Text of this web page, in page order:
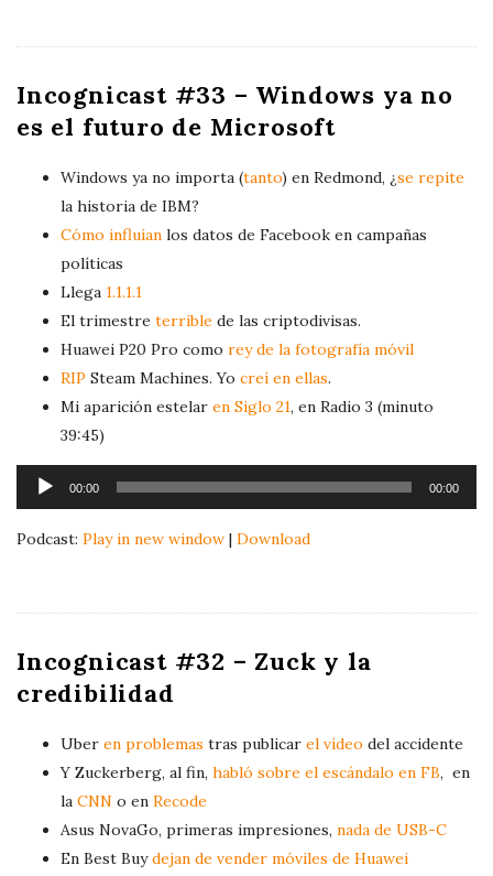
l
y
Incognicast #33 – Windows ya no
es el futuro de Microsoft
Windows ya no importa (tanto) en Redmond, ¿se repite
la historia de IBM?
Cómo influían los datos de Facebook en campañas
políticas
Llega 1.1.1.1
El trimestre terrible de las criptodivisas.
Huawei P20 Pro como rey de la fotografía móvil
RIP Steam Machines. Yo creí en ellas.
Mi aparición estelar en Siglo 21, en Radio 3 (minuto
39:45)
u
d
l
y
00:00 00:00
Podcast: Play in new window | Download
Incognicast #32 – Zuck y la
credibilidad
Uber en problemas tras publicar el vídeo del accidente
Y Zuckerberg, al fin, habló sobre el escándalo en FB, en
la CNN o en Recode
Asus NovaGo, primeras impresiones, nada de USB-C
En Best Buydejan de vender móviles de Huawei